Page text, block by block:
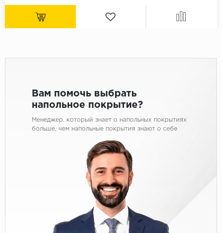
Вам помочь выбрать
напольное покрытие?
Менеджер, который знает о напольных покрытиях
больше, чем напольные покрытия знают о себе